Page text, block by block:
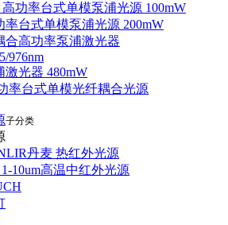
高功率台式单模泵浦光源 100mW
率台式单模泵浦光源 200mW
合高功率泵浦激光器
976nm
激光器 480mW
率台式单模光纤耦合光源
子分类
丹麦 热红外光源
10um高温中红外光源